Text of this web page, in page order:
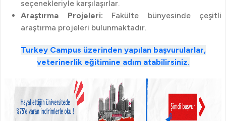
seçenekleriyle karşılaşırlar.
Araştırma Projeleri: Fakülte bünyesinde çeşitli
araştırma projeleri bulunmaktadır.
Turkey Campus üzerinden yapılan başvurularlar,
veterinerlik eğitimine adım atabilirsiniz.